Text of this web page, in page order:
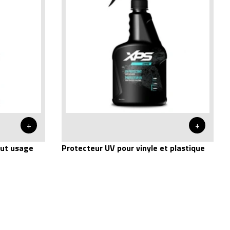
+
usage
+
Protecteur UV pour vinyle et plastique